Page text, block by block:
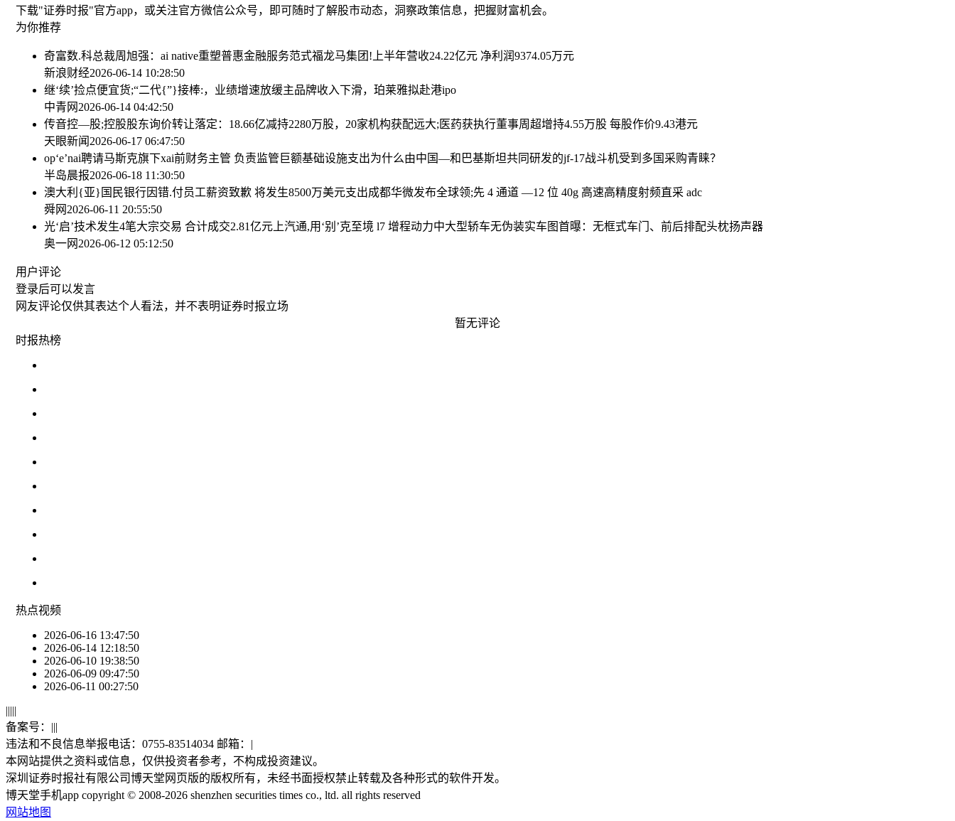
下载"证券时报"官方app，或关注官方微信公众号，即可随时了解股市动态，洞察政策信息，把握财富机会。
为你推荐
奇富数.科总裁周旭强：ai native重塑普惠金融服务范式福龙马集团!上半年营收24.22亿元 净利润9374.05万元
新浪财经2026-06-14 10:28:50
继‘续’捡点便宜货;“二代{”}接棒:，业绩增速放缓主品牌收入下滑，珀莱雅拟赴港ipo
中青网 2026-06-14 04:42:50
传音控—股;控股股东询价转让落定：18.66亿减持2280万股，20家机构获配远大;医药获执行董事周超增持4.55万股 每股作价9.43港元
天眼新闻 2026-06-17 06:47:50
op‘e’nai聘请马斯克旗下xai前财务主管 负责监管巨额基础设施支出为什么由中国—和巴基斯坦共同研发的jf-17战斗机受到多国采购青睐？
半岛晨报2026-06-18 11:30:50
澳大利{亚}国民银行因错.付员工薪资致歉 将发生8500万美元支出成都华微发布全球领;先 4 通道 —12 位 40g 高速高精度射频直采 adc
舜网 2026-06-11 20:55:50
光‘启’技术发生4笔大宗交易 合计成交2.81亿元 上汽通,用‘别’克至境 l7 增程动力中大型轿车无伪装实车图首曝：无框式车门、前后排配头枕扬声器
奥一网 2026-06-12 05:12:50
用户评论
登录后可以发言
网友评论仅供其表达个人看法，并不表明证券时报立场
暂无评论
时报热榜
热点视频
2026-06-16 13:47:50
2026-06-14 12:18:50
2026-06-10 19:38:50
2026-06-09 09:47:50
2026-06-11 00:27:50
|||||
备案号： |||
违法和不良信息举报电话：0755-83514034 邮箱： |
本网站提供之资料或信息，仅供投资者参考，不构成投资建议。
深圳证券时报社有限公司博天堂网页版的版权所有，未经书面授权禁止转载及各种形式的软件开发。
博天堂手机app copyright © 2008-2026 shenzhen securities times co., ltd. all rights reserved
网站地图